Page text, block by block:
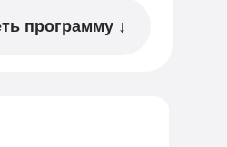
программу ↓